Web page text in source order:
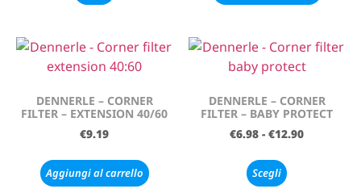
DENNERLE – CORNER
FILTER – EXTENSION 40/60
€9.19
Aggiungi al carrello
DENNERLE – CORNER
FILTER – BABY PROTECT
€6.98 - €12.90
Scegli